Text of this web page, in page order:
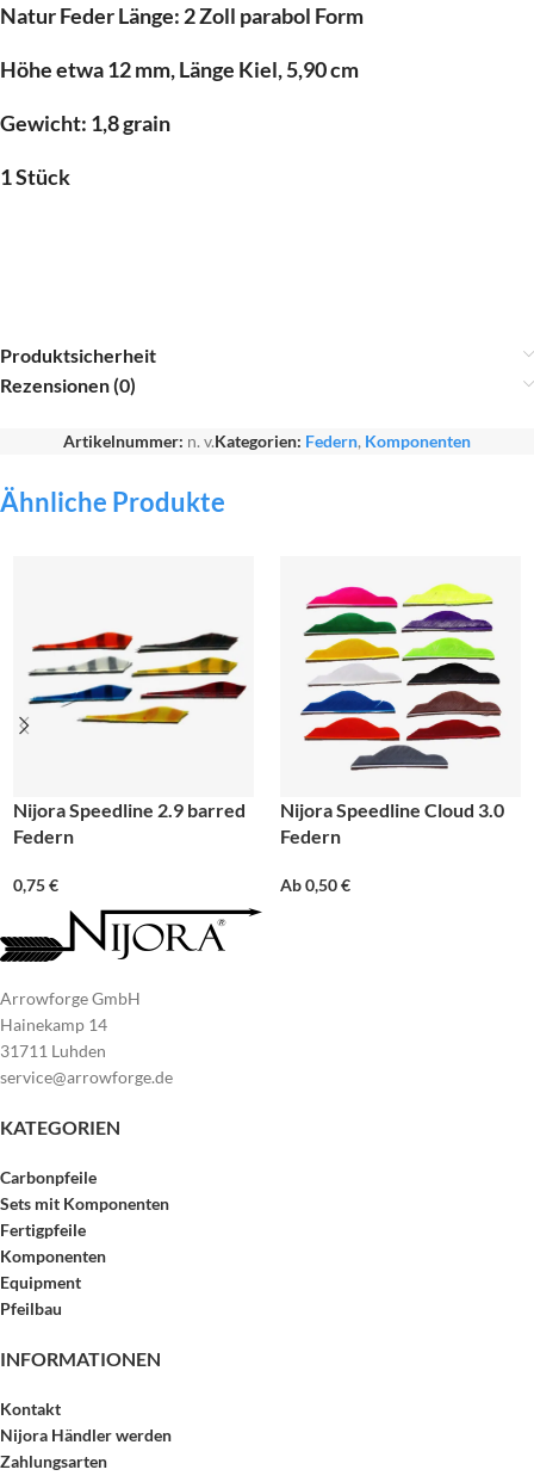
Natur Feder Länge: 2 Zoll parabol Form
Höhe etwa 12 mm, Länge Kiel, 5,90 cm
Gewicht: 1,8 grain
1 Stück
Produktsicherheit
Rezensionen (0)
Artikelnummer: n. v.Kategorien: Federn, Komponenten
Ähnliche Produkte
Nijora Speedline 2.9 barred
Federn
0,75€
Nijora Speedline Cloud 3.0
Federn
Ab0,50€
Arrowforge GmbH
Hainekamp 14
31711 Luhden
service@arrowforge.de
KATEGORIEN
Carbonpfeile
Sets mit Komponenten
Fertigpfeile
Komponenten
Equipment
Pfeilbau
INFORMATIONEN
Kontakt
Nijora Händler werden
Zahlungsarten